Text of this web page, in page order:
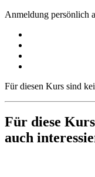
Anmeldung persönlich
Für diesen Kurs sind
Für diese
auch